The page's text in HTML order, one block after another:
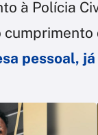
à Polícia
cumprimento
pessoal,